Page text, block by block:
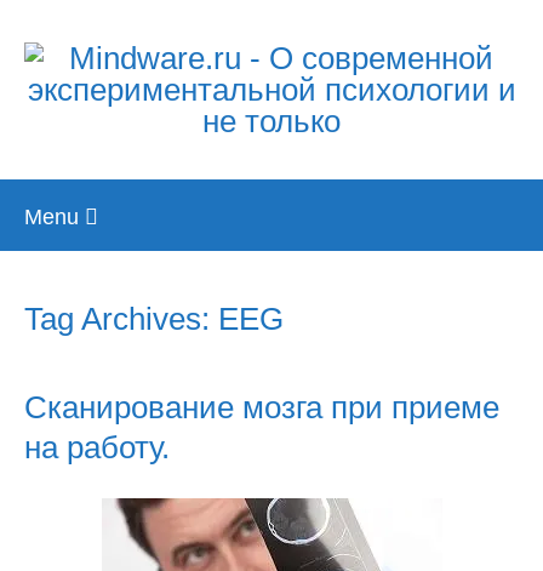
Menu
Tag Archives: EEG
Сканирование мозга при приеме
на работу.